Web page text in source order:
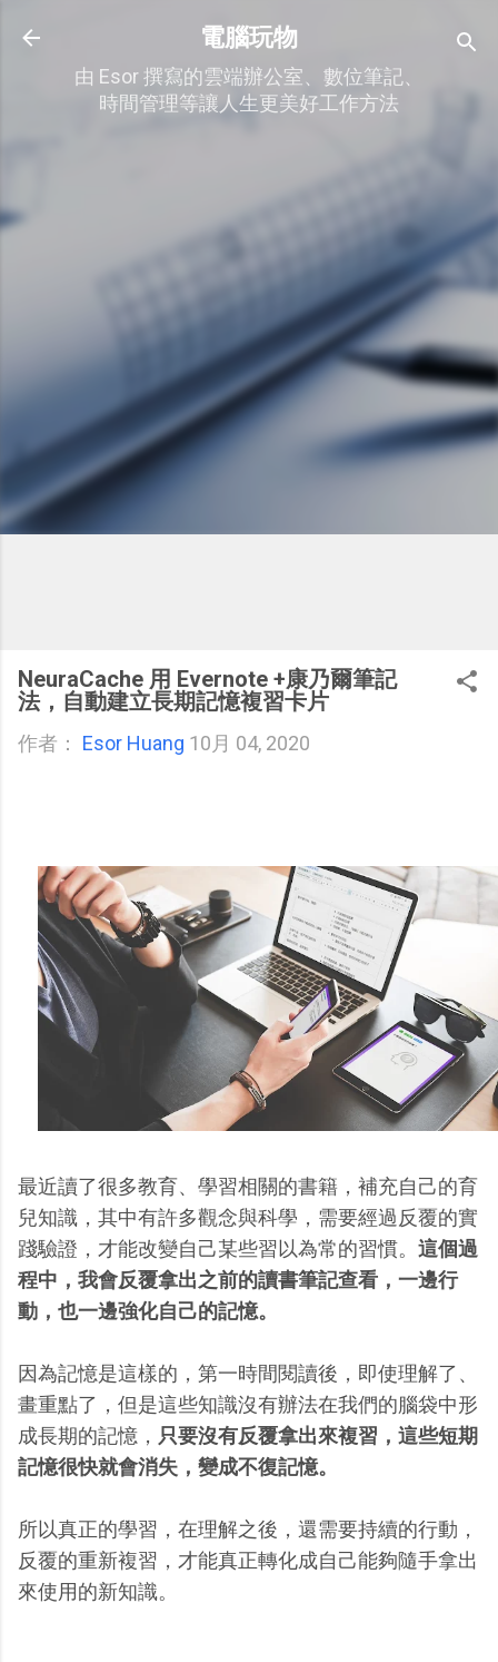
跳到主要內容
電腦玩物
由 Esor 撰寫的雲端辦公室、數位筆記、
時間管理等讓人生更美好工作方法
NeuraCache 用 Evernote +康乃爾筆記
法，自動建立長期記憶複習卡片
作者： Esor Huang 10月 04, 2020
最近讀了很多教育、學習相關的書籍，補充自己的育
兒知識，其中有許多觀念與科學，需要經過反覆的實
踐驗證，才能改變自己某些習以為常的習慣。 這個過
程中，我會反覆拿出之前的讀書筆記查看，一邊行
動，也一邊強化自己的記憶。
因為記憶是這樣的，第一時間閱讀後，即使理解了、
畫重點了，但是這些知識沒有辦法在我們的腦袋中形
成長期的記憶， 只要沒有反覆拿出來複習，這些短期
記憶很快就會消失，變成不復記憶。
所以真正的學習，在理解之後，還需要持續的行動，
反覆的重新複習，才能真正轉化成自己能夠隨手拿出
來使用的新知識。